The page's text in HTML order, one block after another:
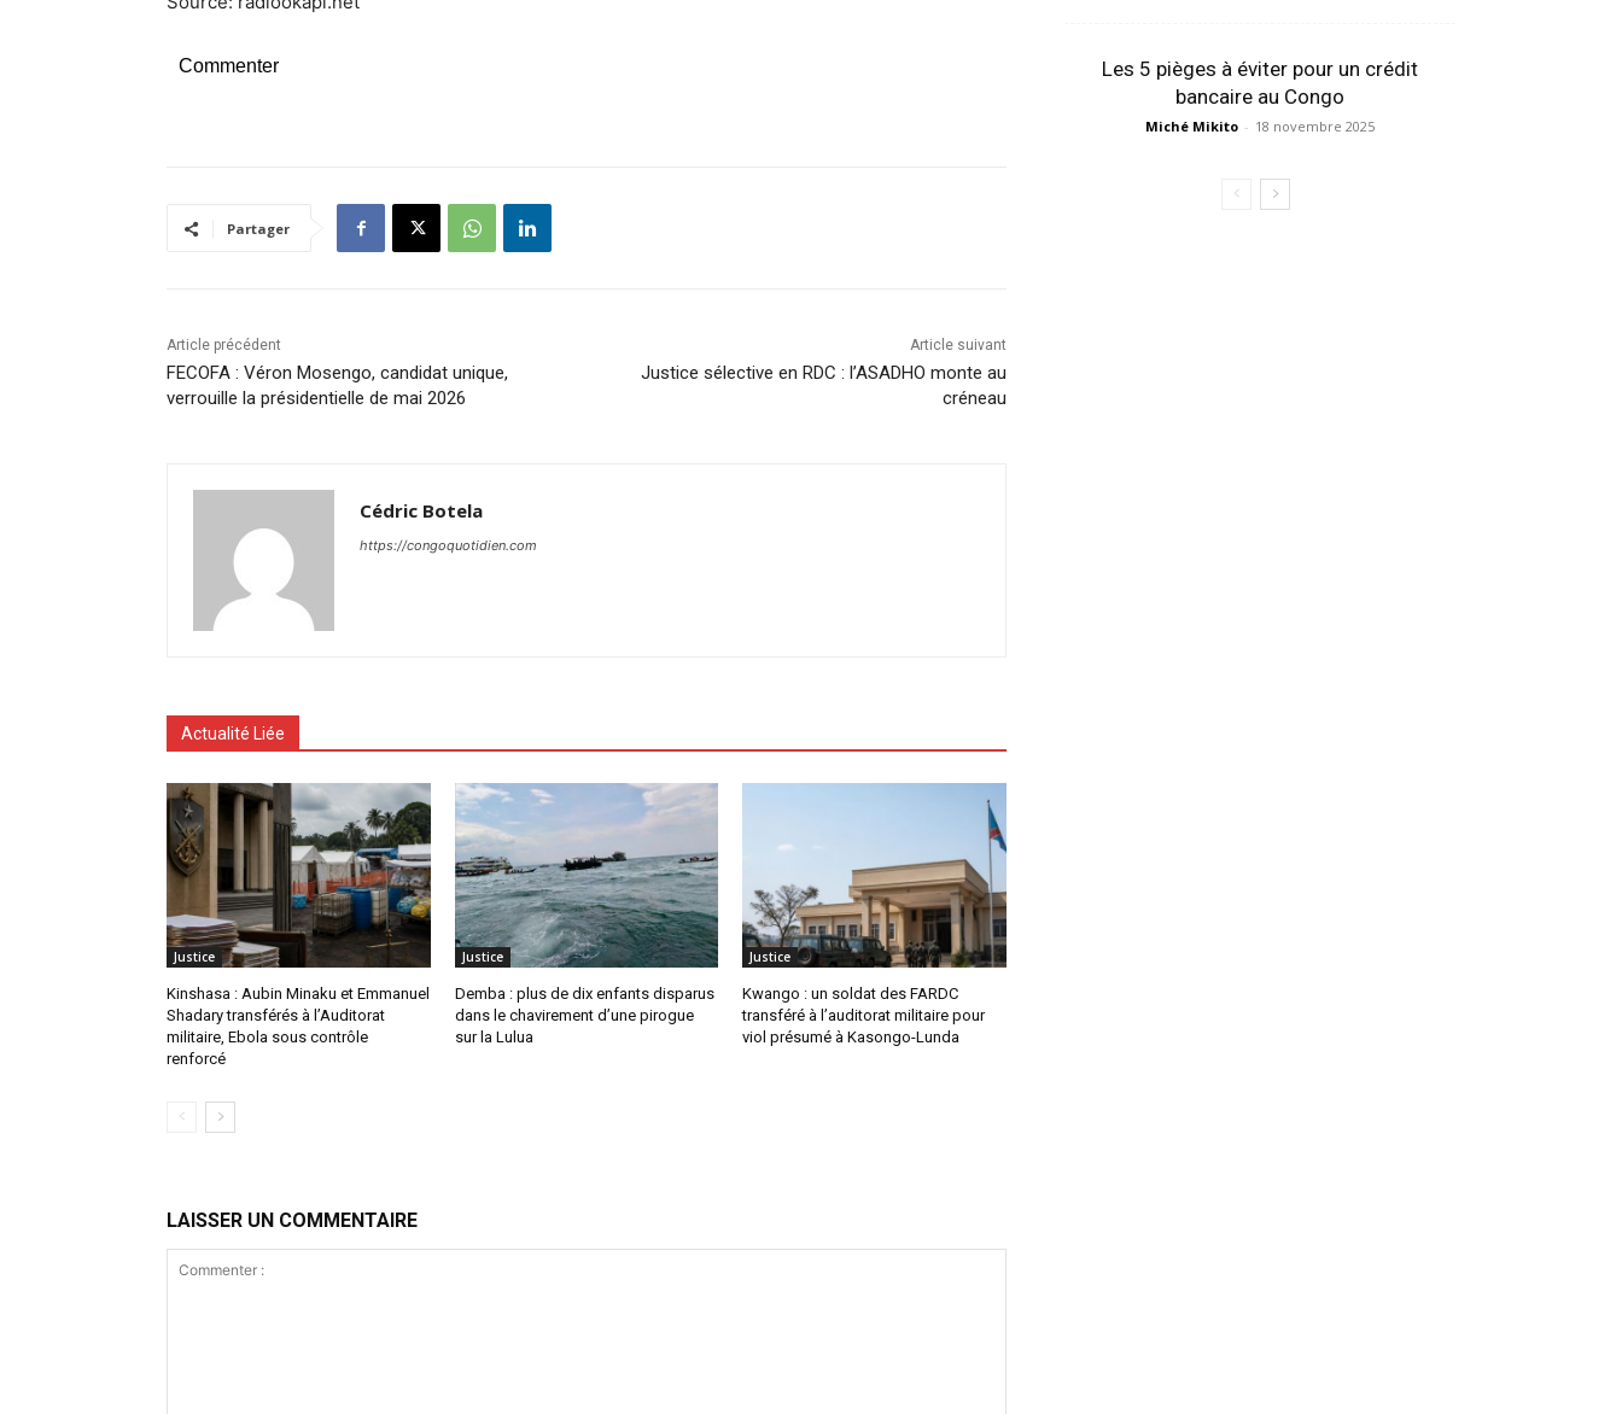
Commenter
Partager
Article précédent
FECOFA : Véron Mosengo, candidat unique,
verrouille la présidentielle de mai 2026
Article suivant
Justice sélective en RDC : l’ASADHO monte au
créneau
Cédric Botela
https://congoquotidien.com
Actualité Liée
Justice
Kinshasa : Aubin Minaku et Emmanuel
Shadary transférés à l’Auditorat
militaire, Ebola sous contrôle
renforcé
Justice
Demba : plus de dix enfants disparus
dans le chavirement d’une pirogue
sur la Lulua
Justice
Kwango : un soldat des FARDC
transféré à l’auditorat militaire pour
viol présumé à Kasongo-Lunda
LAISSER UN COMMENTAIRE
Les 5 pièges à éviter pour un crédit
bancaire au Congo
Miché Mikito - 18 novembre 2025